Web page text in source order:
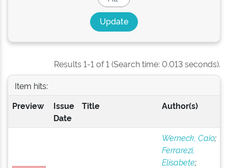
Results 1-1 of 1 (Search time: 0.013 seconds).
Item hits:
Preview
Issue
Date
Title Author(s)
Werneck, Caio;
Ferrarezi,
Elisabete;